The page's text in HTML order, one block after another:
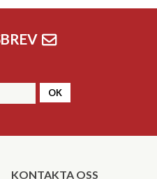
OK
KONTAKTA OSS